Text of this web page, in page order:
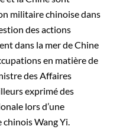
militaire chinoise dans
des actions
dans la mer de Chine
en matière de
des Affaires
exprimé des
lors d’une
Wang Yi.